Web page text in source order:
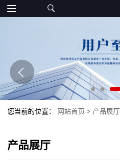
您当前的位置： 网站首页 > 产品展厅
产品展厅